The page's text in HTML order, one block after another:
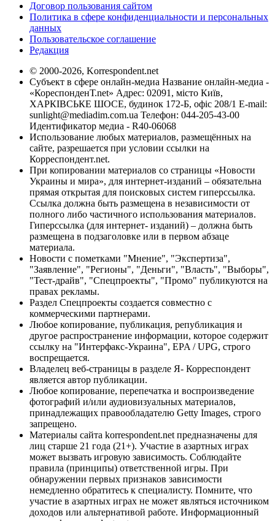
Договор пользования сайтом
Политика в сфере конфиденциальности и персональных
данных
Пользовательское соглашение
Редакция
© 2000-2026, Korrespondent.net
Субъект в сфере онлайн-медиа Название онлайн-медиа -
«КореспонденТ.net» Адрес: 02091, місто Київ,
ХАРКІВСЬКЕ ШОСЕ, будинок 172-Б, офіс 208/1 E-mail:
sunlight@mediadim.com.ua Телефон: 044-205-43-00
Идентификатор медиа - R40-06068
Использование любых материалов, размещённых на
сайте, разрешается при условии ссылки на
Корреспондент.net.
При копировании материалов со страницы «Новости
Украины и мира», для интернет-изданий – обязательна
прямая открытая для поисковых систем гиперссылка.
Ссылка должна быть размещена в независимости от
полного либо частичного использования материалов.
Гиперссылка (для интернет- изданий) – должна быть
размещена в подзаголовке или в первом абзаце
материала.
Новости с пометками "Мнение", "Экспертиза",
"Заявление", "Регионы", "Деньги", "Власть", "Выборы",
"Тест-драйв", "Спецпроекты", "Промо" публикуются на
правах рекламы.
Раздел Спецпроекты создается совместно с
коммерческими партнерами.
Любое копирование, публикация, републикация и
другое распространение информации, которое содержит
ссылку на "Интерфакс-Украина", EPA / UPG, строго
воспрещается.
Владелец веб-страницы в разделе Я- Корреспондент
является автор публикации.
Любое копирование, перепечатка и воспроизведение
фотографий и/или аудиовизуальных материалов,
принадлежащих правообладателю Getty Images, строго
запрещено.
Материалы сайта korrespondent.net предназначены для
лиц старше 21 года (21+). Участие в азартных играх
может вызвать игровую зависимость. Соблюдайте
правила (принципы) ответственной игры. При
обнаружении первых признаков зависимости
немедленно обратитесь к специалисту. Помните, что
участие в азартных играх не может являться источником
доходов или альтернативой работе. Информационный